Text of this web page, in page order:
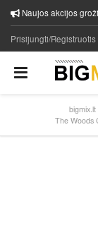
Naujos akcijos
Prisijungti/Registruotis
bigmix.lt
The Woods